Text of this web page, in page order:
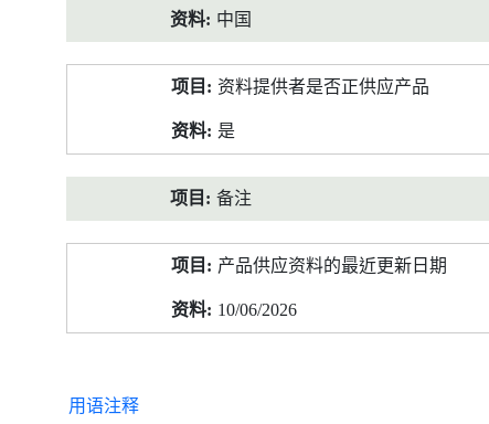
中国
资料提供者是否正供应产品
是
备注
产品供应资料的最近更新日期
10/06/2026
用语注释